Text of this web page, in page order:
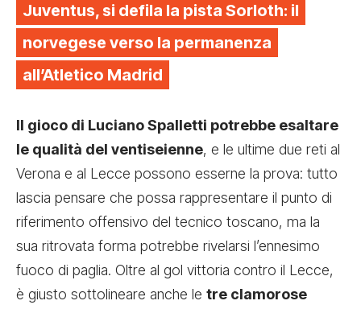
Juventus, si defila la pista Sorloth: il
norvegese verso la permanenza
all’Atletico Madrid
Il gioco di Luciano Spalletti potrebbe esaltare
le qualità del ventiseienne, e le ultime due reti al
Verona e al Lecce possono esserne la prova: tutto
lascia pensare che possa rappresentare il punto di
riferimento offensivo del tecnico toscano, ma la
sua ritrovata forma potrebbe rivelarsi l’ennesimo
fuoco di paglia. Oltre al gol vittoria contro il Lecce,
è giusto sottolineare anche le tre clamorose